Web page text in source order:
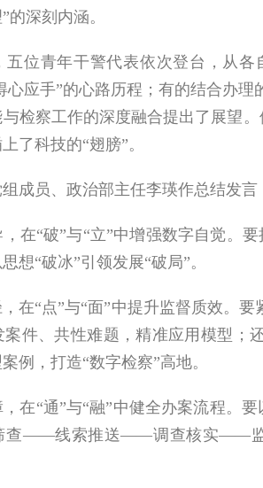
的深刻内涵。
青年干警代表依次登台，从各
心应手”的心路历程；有的结合办
检察工作的深度融合提出了展望
了科技的“翅膀”。
员、政治部主任李瑛作总结发言
“破”与“立”中增强数字自觉。要
想“破冰”引领发展“破局”。
“点”与“面”中提升监督质效。要
案件、共性难题，精准应用模型；
例，打造“数字检察”高地。
“通”与“融”中健全办案流程。要
——线索推送——调查核实——监督